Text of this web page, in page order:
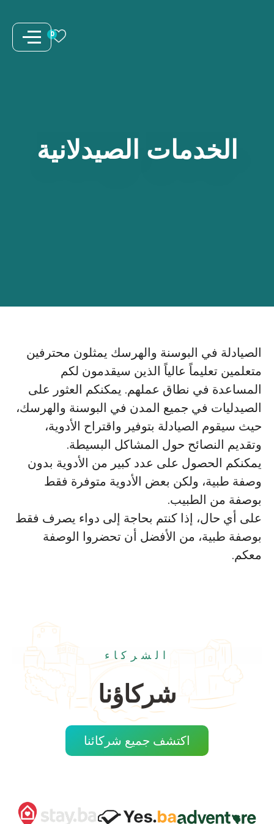
0
الخدمات الصيدلانية
الصيادلة في البوسنة والهرسك يمثلون محترفين
متعلمين تعليماً عالياً الذين سيقدمون لكم
المساعدة في نطاق عملهم. يمكنكم العثور على
الصيدليات في جميع المدن في البوسنة والهرسك،
حيث سيقوم الصيادلة بتوفير واقتراح الأدوية،
وتقديم النصائح حول المشاكل البسيطة.
يمكنكم الحصول على عدد كبير من الأدوية بدون
وصفة طبية، ولكن بعض الأدوية متوفرة فقط
بوصفة من الطبيب.
على أي حال، إذا كنتم بحاجة إلى دواء يصرف فقط
بوصفة طبية، من الأفضل أن تحضروا الوصفة
معكم.
الشركاء
شركاؤنا
اكتشف جميع شركائنا